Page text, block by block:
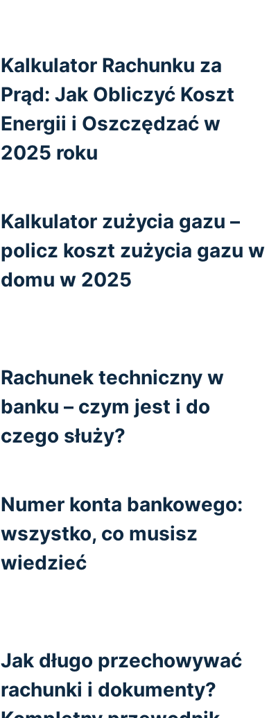
Kalkulator Rachunku za
Prąd: Jak Obliczyć Koszt
Energii i Oszczędzać w
2025 roku
Kalkulator zużycia gazu –
policz koszt zużycia gazu w
domu w 2025
Rachunek techniczny w
banku – czym jest i do
czego służy?
Numer konta bankowego:
wszystko, co musisz
wiedzieć
Jak długo przechowywać
rachunki i dokumenty?